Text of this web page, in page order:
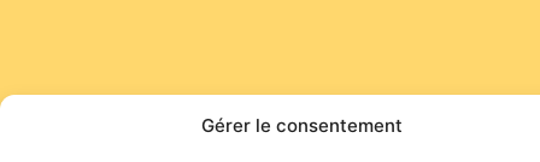
Gérer le consentement